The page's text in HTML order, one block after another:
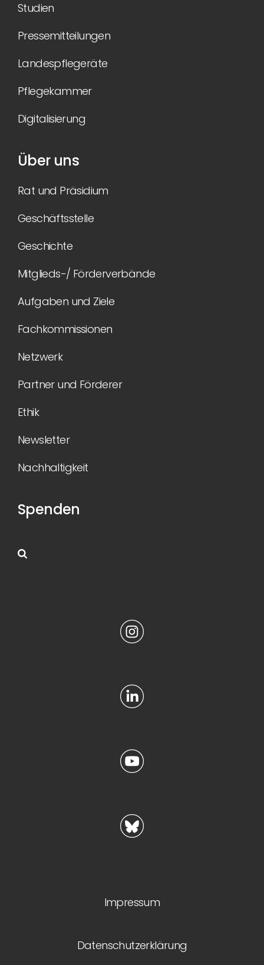
Studien
Pressemitteilungen
Landespflegeräte
Pflegekammer
Digitalisierung
Über uns
Rat und Präsidium
Geschäftsstelle
Geschichte
Mitglieds-/ Förderverbände
Aufgaben und Ziele
Fachkommissionen
Netzwerk
Partner und Förderer
Ethik
Newsletter
Nachhaltigkeit
Spenden
Impressum
Datenschutzerklärung